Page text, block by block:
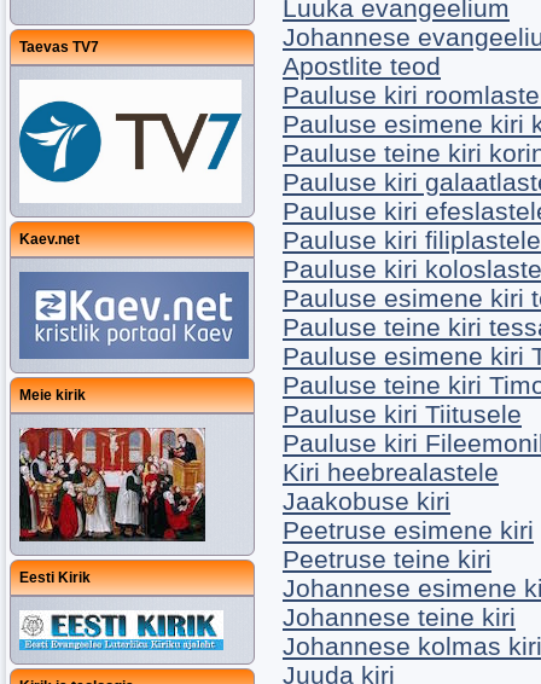
Taevas TV7
Kaev.net
Meie kirik
Eesti Kirik
Luuka evangeelium
Johannese
Apostlite teod
Pauluse kiri
Pauluse esimene kiri
Pauluse teine kiri
Pauluse kiri
Pauluse kiri
Pauluse kiri filiplastele
Pauluse kiri
Pauluse esimene kiri
Pauluse teine kiri
Pauluse esimene kiri
Pauluse teine kiri
Pauluse kiri Tiitusele
Pauluse kiri
Kiri heebrealastele
Jaakobuse kiri
Peetruse esimene kiri
Peetruse teine kiri
Johannese esimene
Johannese teine kiri
Johannese kolmas kiri
Juuda kiri